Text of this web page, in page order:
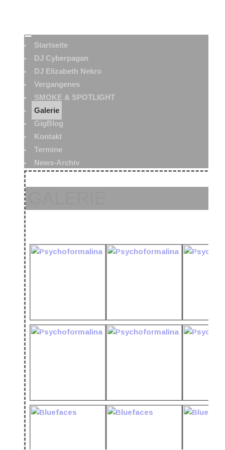
Startseite
DJ Cyberpagan
DJ Elizabeth Nekro
Vergangenes
SMOKE & SPOTLIGHT
Galerie
GigBlog
Kontakt
Termine
News-Archiv